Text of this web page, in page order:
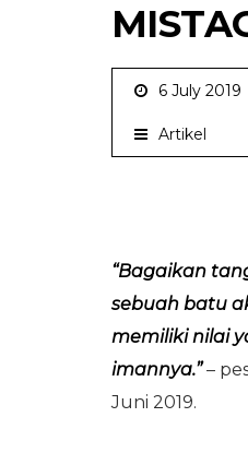
6 July 2019
Artikel
“Bagaikan
sebuah batu
memiliki nilai
imannya.”–
Juni 2019.